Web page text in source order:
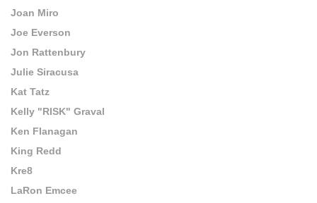
Joan Miro
Joe Everson
Jon Rattenbury
Julie Siracusa
Kat Tatz
Kelly "RISK" Graval
Ken Flanagan
King Redd
Kre8
LaRon Emcee